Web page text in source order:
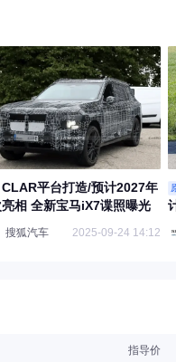
CLAR平台打造/预计2027年
相 全新宝马iX7谍照曝光
搜狐汽车 2025-09-24 14:12
指导价